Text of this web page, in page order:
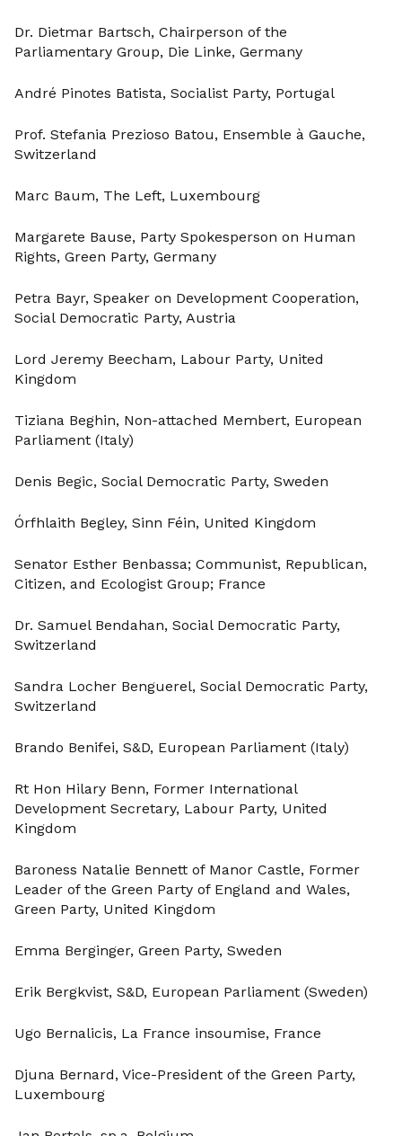
Dr. Dietmar Bartsch, Chairperson of the
Parliamentary Group, Die Linke, Germany
André Pinotes Batista, Socialist Party, Portugal
Prof. Stefania Prezioso Batou, Ensemble à Gauche,
Switzerland
Marc Baum, The Left, Luxembourg
Margarete Bause, Party Spokesperson on Human
Rights, Green Party, Germany
Petra Bayr, Speaker on Development Cooperation,
Social Democratic Party, Austria
Lord Jeremy Beecham, Labour Party, United
Kingdom
Tiziana Beghin, Non-attached Membert, European
Parliament (Italy)
Denis Begic, Social Democratic Party, Sweden
Órfhlaith Begley, Sinn Féin, United Kingdom
Senator Esther Benbassa; Communist, Republican,
Citizen, and Ecologist Group; France
Dr. Samuel Bendahan, Social Democratic Party,
Switzerland
Sandra Locher Benguerel, Social Democratic Party,
Switzerland
Brando Benifei, S&D, European Parliament (Italy)
Rt Hon Hilary Benn, Former International
Development Secretary, Labour Party, United
Kingdom
Baroness Natalie Bennett of Manor Castle, Former
Leader of the Green Party of England and Wales,
Green Party, United Kingdom
Emma Berginger, Green Party, Sweden
Erik Bergkvist, S&D, European Parliament (Sweden)
Ugo Bernalicis, La France insoumise, France
Djuna Bernard, Vice-President of the Green Party,
Luxembourg